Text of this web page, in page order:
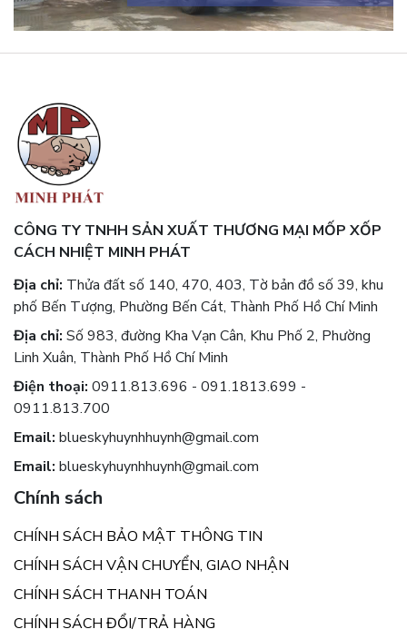
CÔNG TY TNHH SẢN XUẤT THƯƠNG MẠI MỐP XỐP
CÁCH NHIỆT MINH PHÁT
Địa chỉ: Thửa đất số 140, 470, 403, Tờ bản đồ số 39, khu
phố Bến Tượng, Phường Bến Cát, Thành Phố Hồ Chí Minh
Địa chỉ: Số 983, đường Kha Vạn Cân, Khu Phố 2, Phường
Linh Xuân, Thành Phố Hồ Chí Minh
Điện thoại: 0911.813.696 - 091.1813.699 -
0911.813.700
Email: blueskyhuynhhuynh@gmail.com
Email: blueskyhuynhhuynh@gmail.com
Chính sách
CHÍNH SÁCH BẢO MẬT THÔNG TIN
CHÍNH SÁCH VẬN CHUYỂN, GIAO NHẬN
CHÍNH SÁCH THANH TOÁN
CHÍNH SÁCH ĐỔI/TRẢ HÀNG